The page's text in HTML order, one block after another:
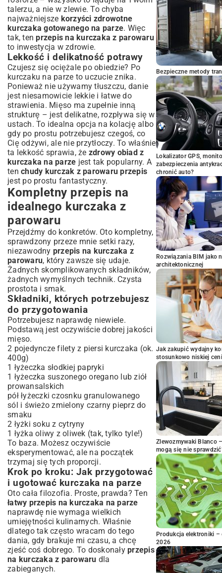
talerzu, a nie w zlewie. To chyba
najważniejsze korzyści zdrowotne
kurczaka gotowanego na parze. Więc
tak, tenprzepis na kurczaka z parowaru
to inwestycja w zdrowie.
Lekkość i delikatność potrawy
Czujesz się ociężale po obiedzie? Po
kurczaku na parze to uczucie znika.
Ponieważ nie używamy tłuszczu, danie
jest niesamowicie lekkie i łatwe do
strawienia. Mięso ma zupełnie inną
strukturę – jest delikatne, rozpływa się w
ustach. To idealna opcja na kolację albo
gdy po prostu potrzebujesz czegoś, co
Cię odżywi, ale nie przytłoczy. To właśnie
ta lekkość sprawia, że zdrowy obiad z
kurczaka na parze jest tak popularny. A
ten chudy kurczak z parowaru przepis
jest po prostu fantastyczny.
Kompletny przepis na
idealnego kurczaka z
parowaru
Przejdźmy do konkretów. Oto kompletny,
sprawdzony przeze mnie setki razy,
niezawodny przepis na kurczaka z
parowaru, który zawsze się udaje.
Żadnych skomplikowanych składników,
żadnych wymyślnych technik. Czysta
prostota i smak.
Składniki, których potrzebujesz
do przygotowania
Potrzebujesz naprawdę niewiele.
Podstawą jest oczywiście dobrej jakości
mięso.
2 pojedyncze filety z piersi kurczaka (ok.
400g)
1 łyżeczka słodkiej papryki
1 łyżeczka suszonego oregano lub ziół
prowansalskich
pół łyżeczki czosnku granulowanego
sól i świeżo zmielony czarny pieprz do
smaku
2 łyżki soku z cytryny
1 łyżka oliwy z oliwek (tak, tylko tyle!)
To baza. Możesz oczywiście
eksperymentować, ale na początek
trzymaj się tych proporcji.
Krok po kroku: Jak przygotować
i ugotować kurczaka na parze
Oto cała filozofia. Proste, prawda? Ten
łatwy przepis na kurczaka na parze
naprawdę nie wymaga wielkich
umiejętności kulinarnych. Właśnie
dlatego tak często wracam do tego
dania, gdy brakuje mi czasu, a chcę
zjeść coś dobrego. To doskonały przepis
na kurczaka z parowaru dla
zabieganych.
Bezpieczne metody
Lokalizator GPS,
zabezpieczenia
chronić auto?
Rozwiązania BIM jako
architektonicznej
Jak zakupić wydajny
stosunkowo niskiej
Zlewozmywaki Blanco
mogą się nie
Produkcja elektroniki –
2026